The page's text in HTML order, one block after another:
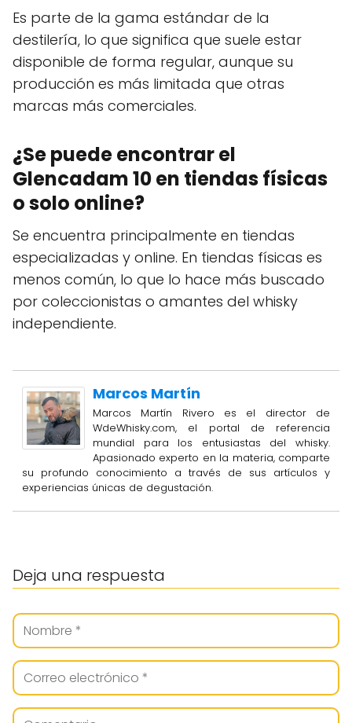
Es parte de la gama estándar de la
destilería, lo que significa que suele estar
disponible de forma regular, aunque su
producción es más limitada que otras
marcas más comerciales.
¿Se puede encontrar el
Glencadam 10 en tiendas físicas
o solo online?
Se encuentra principalmente en tiendas
especializadas y online. En tiendas físicas es
menos común, lo que lo hace más buscado
por coleccionistas o amantes del whisky
independiente.
Marcos Martín
Marcos Martín Rivero es el director de
WdeWhisky.com, el portal de referencia
mundial para los entusiastas del whisky.
Apasionado experto en la materia, comparte
su profundo conocimiento a través de sus artículos y
experiencias únicas de degustación.
Deja una respuesta